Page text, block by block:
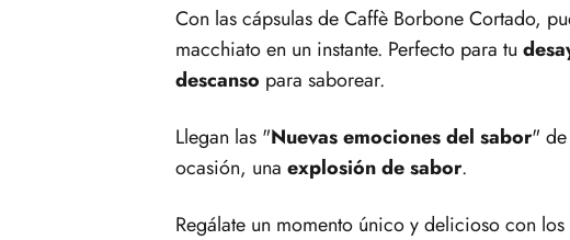
Con las cápsulas de Caffè Borbone Cortado,
macchiato en un instante. Perfecto para tu
descanso para saborear.
Llegan las "Nuevas emociones del sabor" de
ocasión, una explosión de sabor.
Regálate un momento único y delicioso con